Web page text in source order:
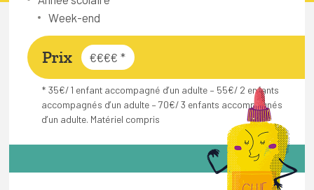
Week-end
Prix €€€€ *
* 35€/ 1 enfant accompagné d’un adulte – 55€/ 2 enfants
accompagnés d’un adulte – 70€/ 3 enfants accompagnés
d’un adulte. Matériel compris